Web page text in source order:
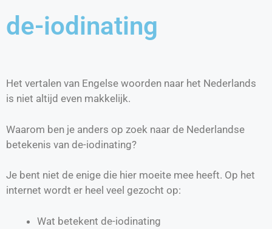
de-iodinating
Het vertalen van Engelse woorden naar het Nederlands
is niet altijd even makkelijk.
Waarom ben je anders op zoek naar de Nederlandse
betekenis van de-iodinating?
Je bent niet de enige die hier moeite mee heeft. Op het
internet wordt er heel veel gezocht op:
Wat betekent de-iodinating